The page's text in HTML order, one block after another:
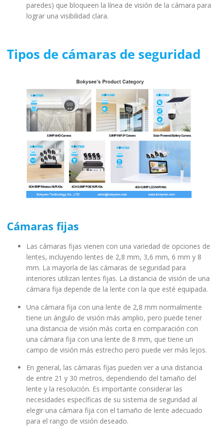
paredes) que bloqueen la línea de visión de la cámara para
lograr una visibilidad clara.
Tipos de cámaras de seguridad
Cámaras fijas
Las cámaras fijas vienen con una variedad de opciones de
lentes, incluyendo lentes de 2,8 mm, 3,6 mm, 6 mm y 8
mm. La mayoría de las cámaras de seguridad para
interiores utilizan lentes fijas. La distancia de visión de una
cámara fija depende de la lente con la que esté equipada.
Una cámara fija con una lente de 2,8 mm normalmente
tiene un ángulo de visión más amplio, pero puede tener
una distancia de visión más corta en comparación con
una cámara fija con una lente de 8 mm, que tiene un
campo de visión más estrecho pero puede ver más lejos.
En general, las cámaras fijas pueden ver a una distancia
de entre 21 y 30 metros, dependiendo del tamaño del
lente y la resolución. Es importante considerar las
necesidades específicas de su sistema de seguridad al
elegir una cámara fija con el tamaño de lente adecuado
para el rango de visión deseado.